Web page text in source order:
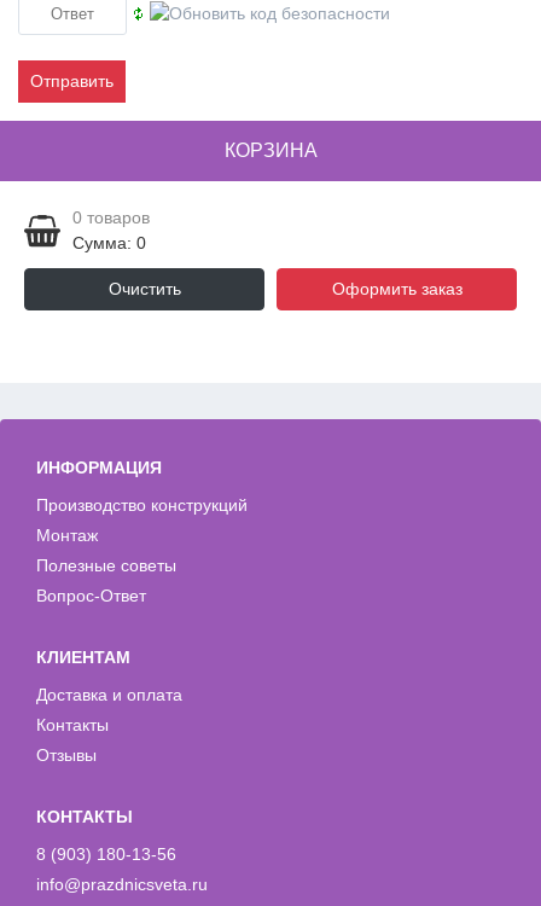
Отправить
КОРЗИНА
0 товаров
Сумма: 0
Очистить Оформить заказ
ИНФОРМАЦИЯ
Производство конструкций
Монтаж
Полезные советы
Вопрос-Ответ
КЛИЕНТАМ
Доставка и оплата
Контакты
Отзывы
КОНТАКТЫ
8 (903) 180-13-56
info@prazdnicsveta.ru